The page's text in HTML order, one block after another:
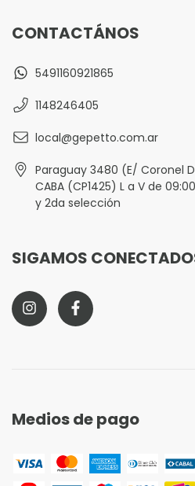
CONTACTÁNOS
5491160921865
1148246405
local@gepetto.com.ar
Paraguay 3480 (E/ Coronel
CABA (CP1425) L a V de
y 2da selección
SIGAMOS
Medios de pago